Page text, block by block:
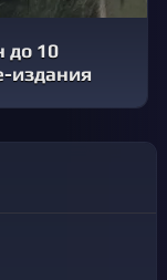
до 10
издания